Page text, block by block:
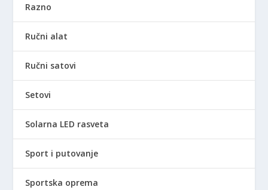
Razno
Ručni alat
Ručni satovi
Setovi
Solarna LED rasveta
Sport i putovanje
Sportska oprema